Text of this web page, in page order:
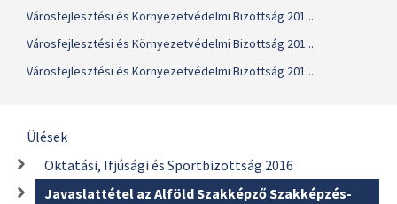
Városfejlesztési és Környezetvédelmi Bizottság 201...
Városfejlesztési és Környezetvédelmi Bizottság 201...
Városfejlesztési és Környezetvédelmi Bizottság 201...
Ülések
Oktatási, Ifjúsági és Sportbizottság 2016
Javaslattétel az Alföld Szakképző Szakképzés-